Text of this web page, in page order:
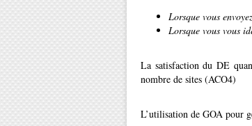
Lorsque vous
Lorsque vous vous
La satisfaction du DE
nombre de sites (ACO4)
L’utilisation de GOA pour